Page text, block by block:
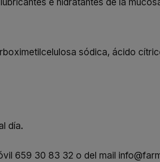
e hidratantes de la
sódica, ácido
día.
659 30 83 32 o del mail